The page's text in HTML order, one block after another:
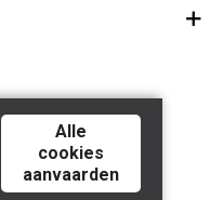
Alle
cookies
aanvaarden